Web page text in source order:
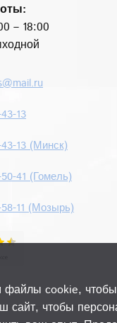
– 18:00
13
13 (Минск)
41 (Гомель)
11 (Мозырь)
cookie,
сайт, чтобы